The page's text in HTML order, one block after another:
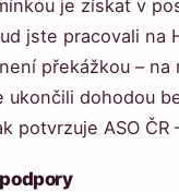
je získat v
jste pracovali na
překážkou –
ukončili dohodou
potvrzuje ASO